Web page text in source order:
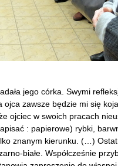
jego córka. Swymi
ojca zawsze będzie mi się
ojciec w swoich pracach
: papierowe) rybki,
znanym kierunku. (…)
białe. Współcześnie